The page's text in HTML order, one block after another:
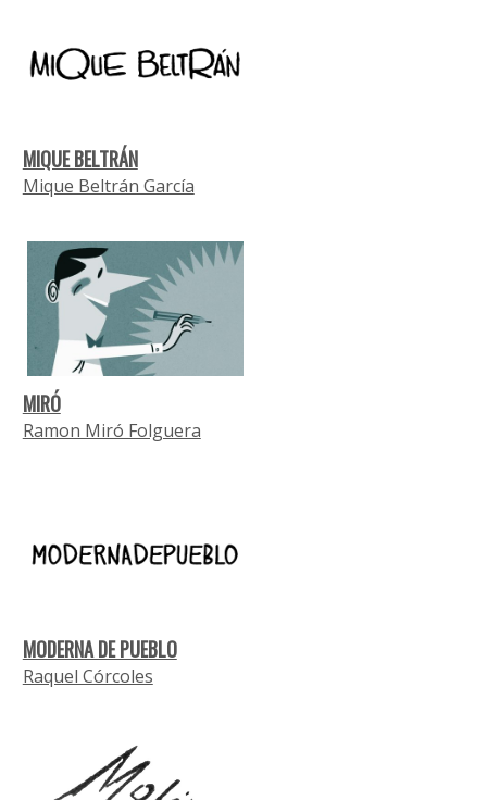
MIQUE BELTRÁN
Mique Beltrán García
MIRÓ
Ramon Miró Folguera
MODERNA DE PUEBLO
Raquel Córcoles